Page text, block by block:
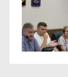
я
п